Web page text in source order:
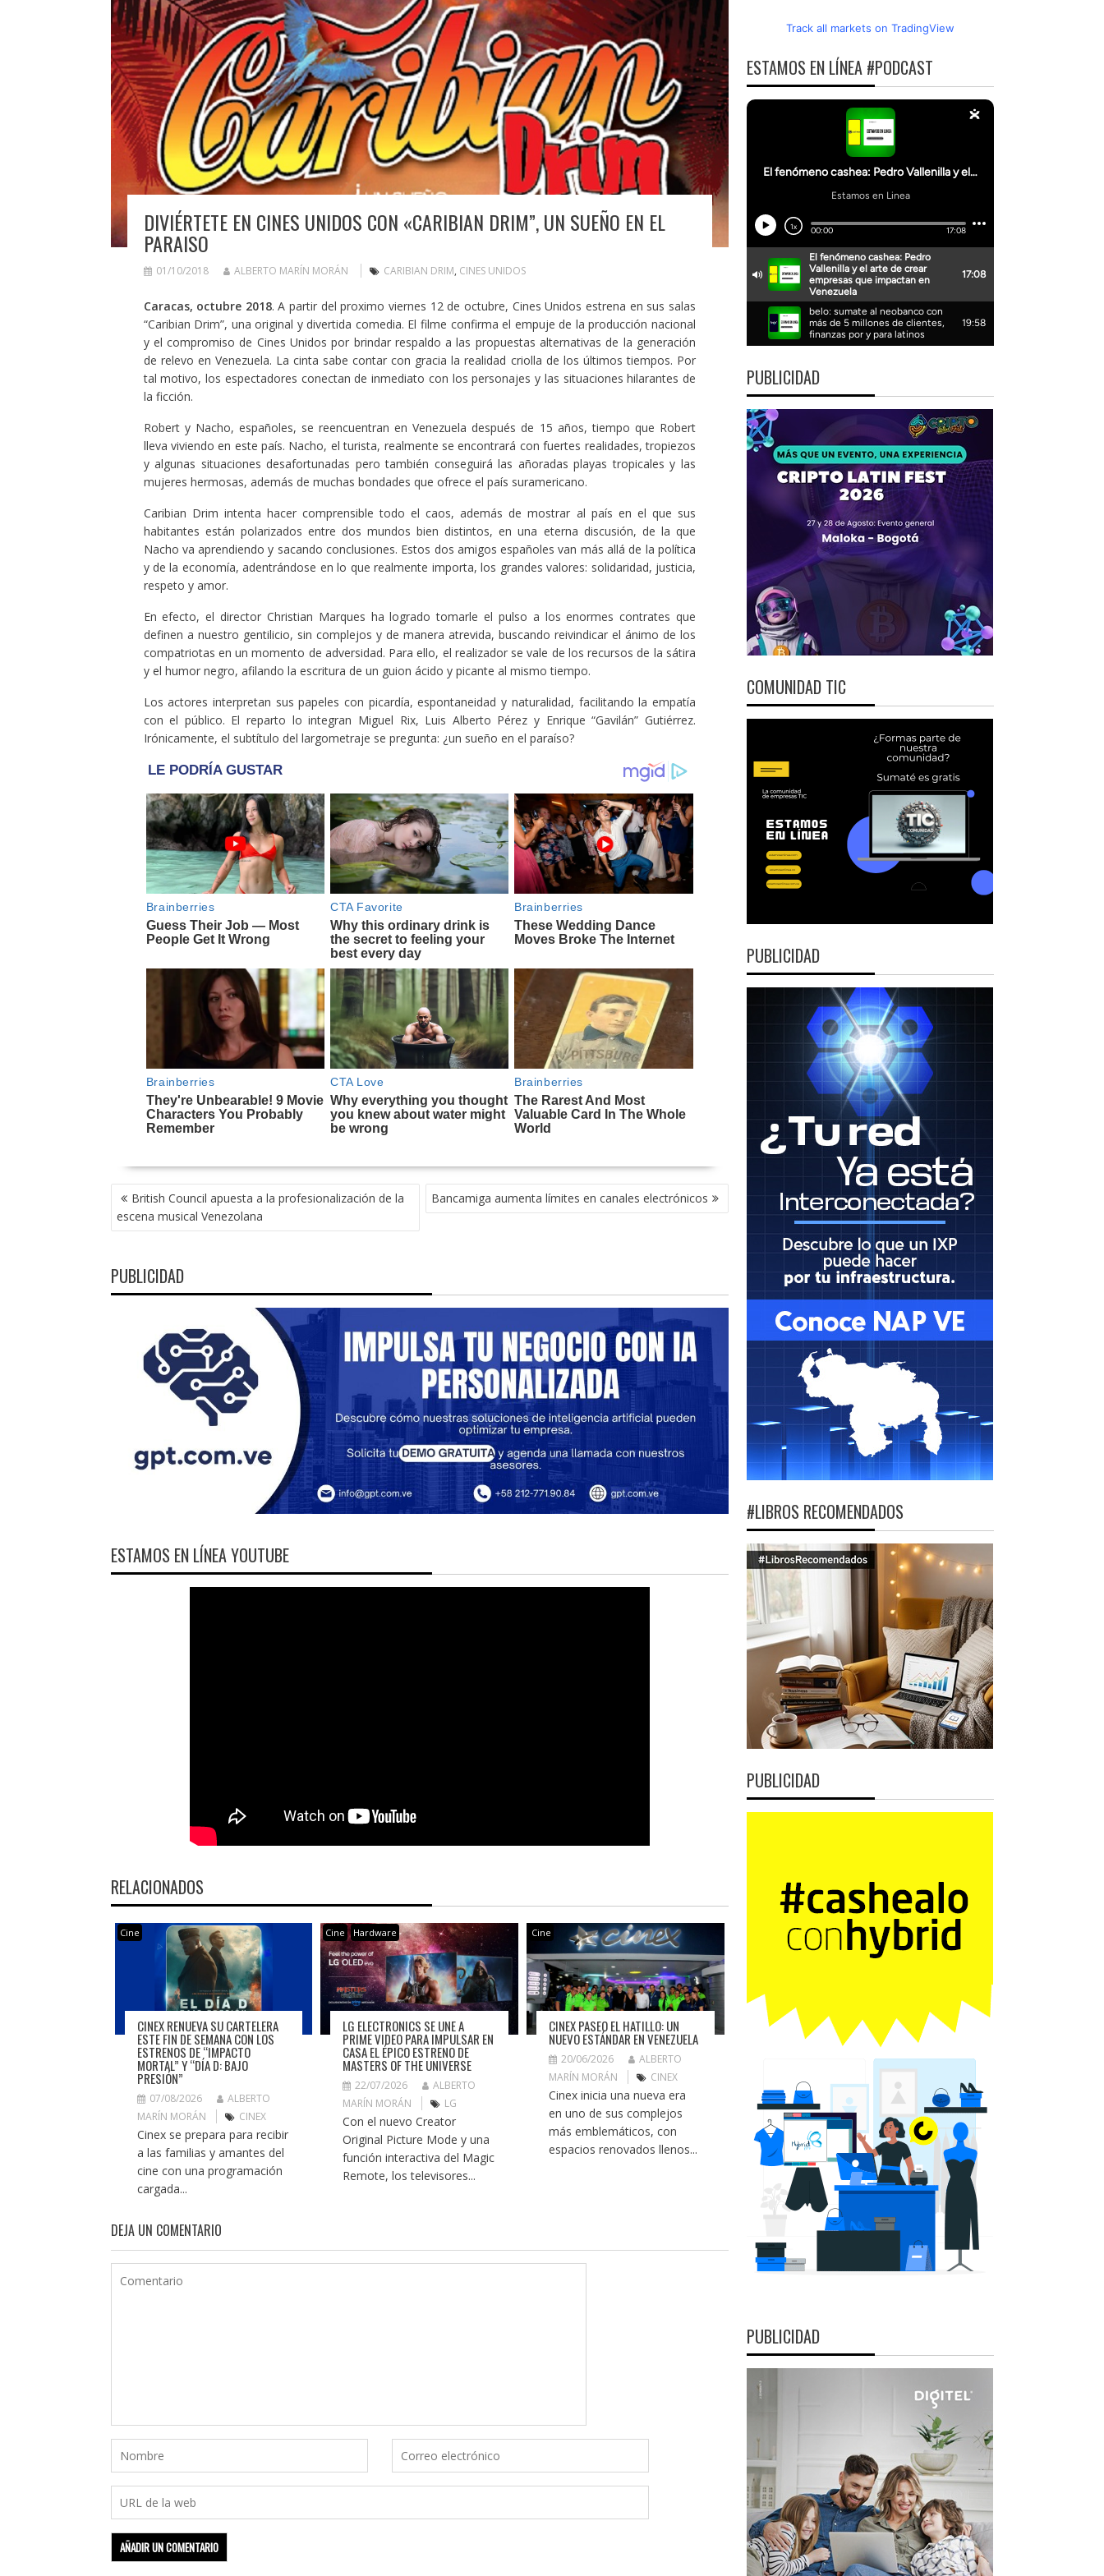
DIVIÉRTETE EN CINES UNIDOS CON «CARIBIAN DRIM”, UN SUEÑO EN EL
PARAISO
01/10/2018 ALBERTO MARÍN MORÁN CARIBIAN DRIM, CINES UNIDOS
Caracas, octubre 2018. A partir del proximo viernes 12 de octubre, Cines Unidos estrena en sus salas
“Caribian Drim”, una original y divertida comedia. El filme confirma el empuje de la producción nacional
y el compromiso de Cines Unidos por brindar respaldo a las propuestas alternativas de la generación
de relevo en Venezuela. La cinta sabe contar con gracia la realidad criolla de los últimos tiempos. Por
tal motivo, los espectadores conectan de inmediato con los personajes y las situaciones hilarantes de
la ficción.
Robert y Nacho, españoles, se reencuentran en Venezuela después de 15 años, tiempo que Robert
lleva viviendo en este país. Nacho, el turista, realmente se encontrará con fuertes realidades, tropiezos
y algunas situaciones desafortunadas pero también conseguirá las añoradas playas tropicales y las
mujeres hermosas, además de muchas bondades que ofrece el país suramericano.
Caribian Drim intenta hacer comprensible todo el caos, además de mostrar al país en el que sus
habitantes están polarizados entre dos mundos bien distintos, en una eterna discusión, de la que
Nacho va aprendiendo y sacando conclusiones. Estos dos amigos españoles van más allá de la política
y de la economía, adentrándose en lo que realmente importa, los grandes valores: solidaridad, justicia,
respeto y amor.
En efecto, el director Christian Marques ha logrado tomarle el pulso a los enormes contrates que
definen a nuestro gentilicio, sin complejos y de manera atrevida, buscando reivindicar el ánimo de los
compatriotas en un momento de adversidad. Para ello, el realizador se vale de los recursos de la sátira
y el humor negro, afilando la escritura de un guion ácido y picante al mismo tiempo.
Los actores interpretan sus papeles con picardía, espontaneidad y naturalidad, facilitando la empatía
con el público. El reparto lo integran Miguel Rix, Luis Alberto Pérez y Enrique “Gavilán” Gutiérrez.
Irónicamente, el subtítulo del largometraje se pregunta: ¿un sueño en el paraíso?
NAVEGACIÓN
DE
ENTRADAS
British Council apuesta a la profesionalización de la
escena musical Venezolana
Bancamiga aumenta límites en canales electrónicos
PUBLICIDAD
ESTAMOS EN LÍNEA YOUTUBE
RELACIONADOS
Cine
CINEX RENUEVA SU CARTELERA
ESTE FIN DE SEMANA CON LOS
ESTRENOS DE “IMPACTO
MORTAL” Y “DÍA D: BAJO
PRESIÓN”
07/08/2026
ALBERTO
MARÍN MORÁN
CINEX
Cinex se prepara para recibir
a las familias y amantes del
cine con una programación
cargada...
Cine Hardware
LG ELECTRONICS SE UNE A
PRIME VIDEO PARA IMPULSAR EN
CASA EL ÉPICO ESTRENO DE
MASTERS OF THE UNIVERSE
22/07/2026
ALBERTO
MARÍN MORÁN
LG
Con el nuevo Creator
Original Picture Mode y una
función interactiva del Magic
Remote, los televisores...
Cine
CINEX PASEO EL HATILLO: UN
NUEVO ESTÁNDAR EN VENEZUELA
20/06/2026
ALBERTO
MARÍN MORÁN
CINEX
Cinex inicia una nueva era
en uno de sus complejos
más emblemáticos, con
espacios renovados llenos...
DEJA UN COMENTARIO
Track all markets on TradingView
ESTAMOS EN LÍNEA #PODCAST
PUBLICIDAD
COMUNIDAD TIC
PUBLICIDAD
#LIBROS RECOMENDADOS
PUBLICIDAD
PUBLICIDAD